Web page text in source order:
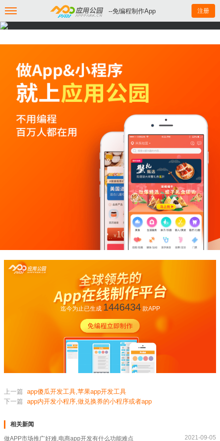
--免编程制作App 注册
迄今为止已生成 1446434款APP
上一篇 app傻瓜开发工具,苹果app开发工具
下一篇 app内开发小程序,做兑换券的小程序或者app
相关新闻
做APP市场推广好难,电商app开发有什么功能难点 2021-09-05